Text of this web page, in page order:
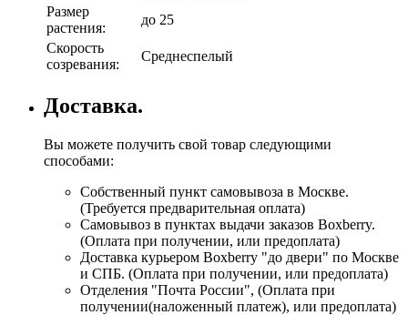
Размер
растения:
до 25
Скорость
созревания:
Среднеспелый
Доставка.
Вы можете получить свой товар следующими
способами:
Собственный пункт самовывоза в Москве.
(Требуется предварительная оплата)
Самовывоз в пунктах выдачи заказов Boxberry.
(Оплата при получении, или предоплата)
Доставка курьером Boxberry "до двери" по Москве
и СПБ. (Оплата при получении, или предоплата)
Отделения "Почта России", (Оплата при
получении(наложенный платеж), или предоплата)